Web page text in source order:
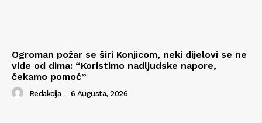
Ogroman požar se širi Konjicom, neki dijelovi se ne
vide od dima: “Koristimo nadljudske napore,
čekamo pomoć”
Redakcija - 6 Augusta, 2026